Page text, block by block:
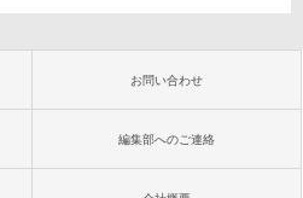
お問い合わせ
編集部へのご連絡